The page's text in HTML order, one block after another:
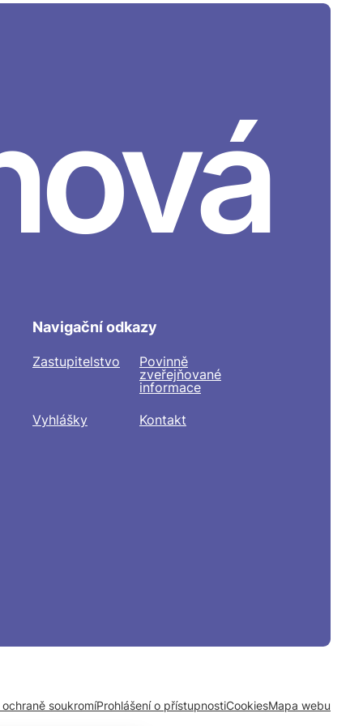
Navigační odkazy
Zastupitelstvo
Povinně
zveřejňované
informace
Vyhlášky
Kontakt
ochraně soukromíProhlášení o přístupnostiCookiesMapa webu